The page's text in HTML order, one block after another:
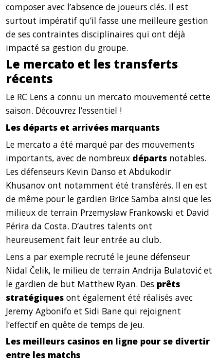
composer avec l’absence de joueurs clés. Il est
surtout impératif qu’il fasse une meilleure gestion
de ses contraintes disciplinaires qui ont déjà
impacté sa gestion du groupe.
Le mercato et les transferts
récents
Le RC Lens a connu un mercato mouvementé cette
saison. Découvrez l’essentiel !
Les départs et arrivées marquants
Le mercato a été marqué par des mouvements
importants, avec de nombreux départs notables.
Les défenseurs Kevin Danso et Abdukodir
Khusanov ont notamment été transférés. Il en est
de même pour le gardien Brice Samba ainsi que les
milieux de terrain Przemysław Frankowski et David
Périra da Costa. D’autres talents ont
heureusement fait leur entrée au club.
Lens a par exemple recruté le jeune défenseur
Nidal Čelik, le milieu de terrain Andrija Bulatović et
le gardien de but Matthew Ryan. Des prêts
stratégiques ont également été réalisés avec
Jeremy Agbonifo et Sidi Bane qui rejoignent
l’effectif en quête de temps de jeu.
Les meilleurs casinos en ligne pour se divertir
entre les matchs